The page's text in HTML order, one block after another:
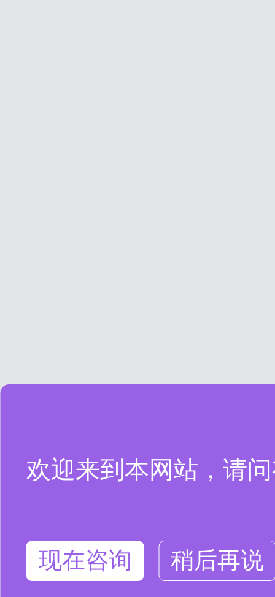
欢迎来到本网站，请
现在咨询 稍后再说